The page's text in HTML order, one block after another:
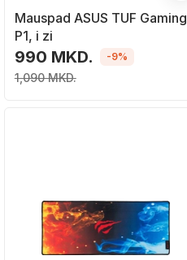
Mauspad ASUS TUF Gaming
P1, i zi
990 MKD.
1,090 MKD.
-9%